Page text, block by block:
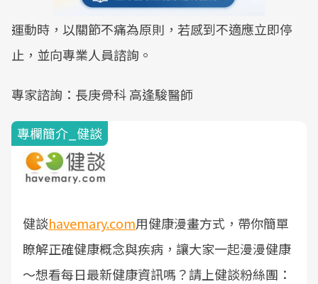
運動時，以關節不痛為原則，若感到不適應立即停
止，並向專業人員諮詢。
專家諮詢：長庚骨科 高逢駿醫師
專欄簡介_健談
健談havemary.com用健康漫畫方式，帶你簡單
瞭解正確健康概念與疾病，讓大家一起漫漫健康
～想看每日最新健康資訊嗎？請上健談粉絲團：